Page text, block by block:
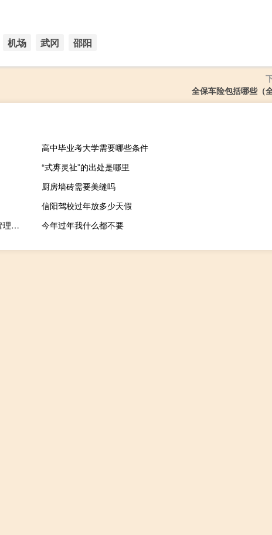
机场 武冈 邵阳
全保车险包括哪些（全
高中毕业考大学需要哪些条件
“式旉灵祉”的出处是哪里
厨房墙砖需要美缝吗
信阳驾校过年放多少天假
奇策汽车美容维修管理软件 V10.7.106 官方版（奇策汽车美容维修管理软件 V10.7.106 官方版功能简介）
今年过年我什么都不要